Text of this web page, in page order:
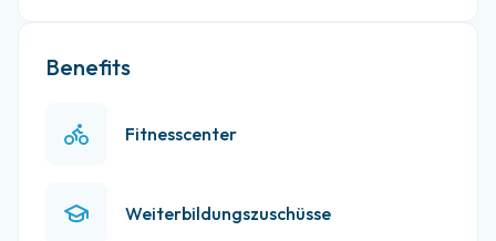
Benefits
Fitnesscenter
Weiterbildungszuschüsse